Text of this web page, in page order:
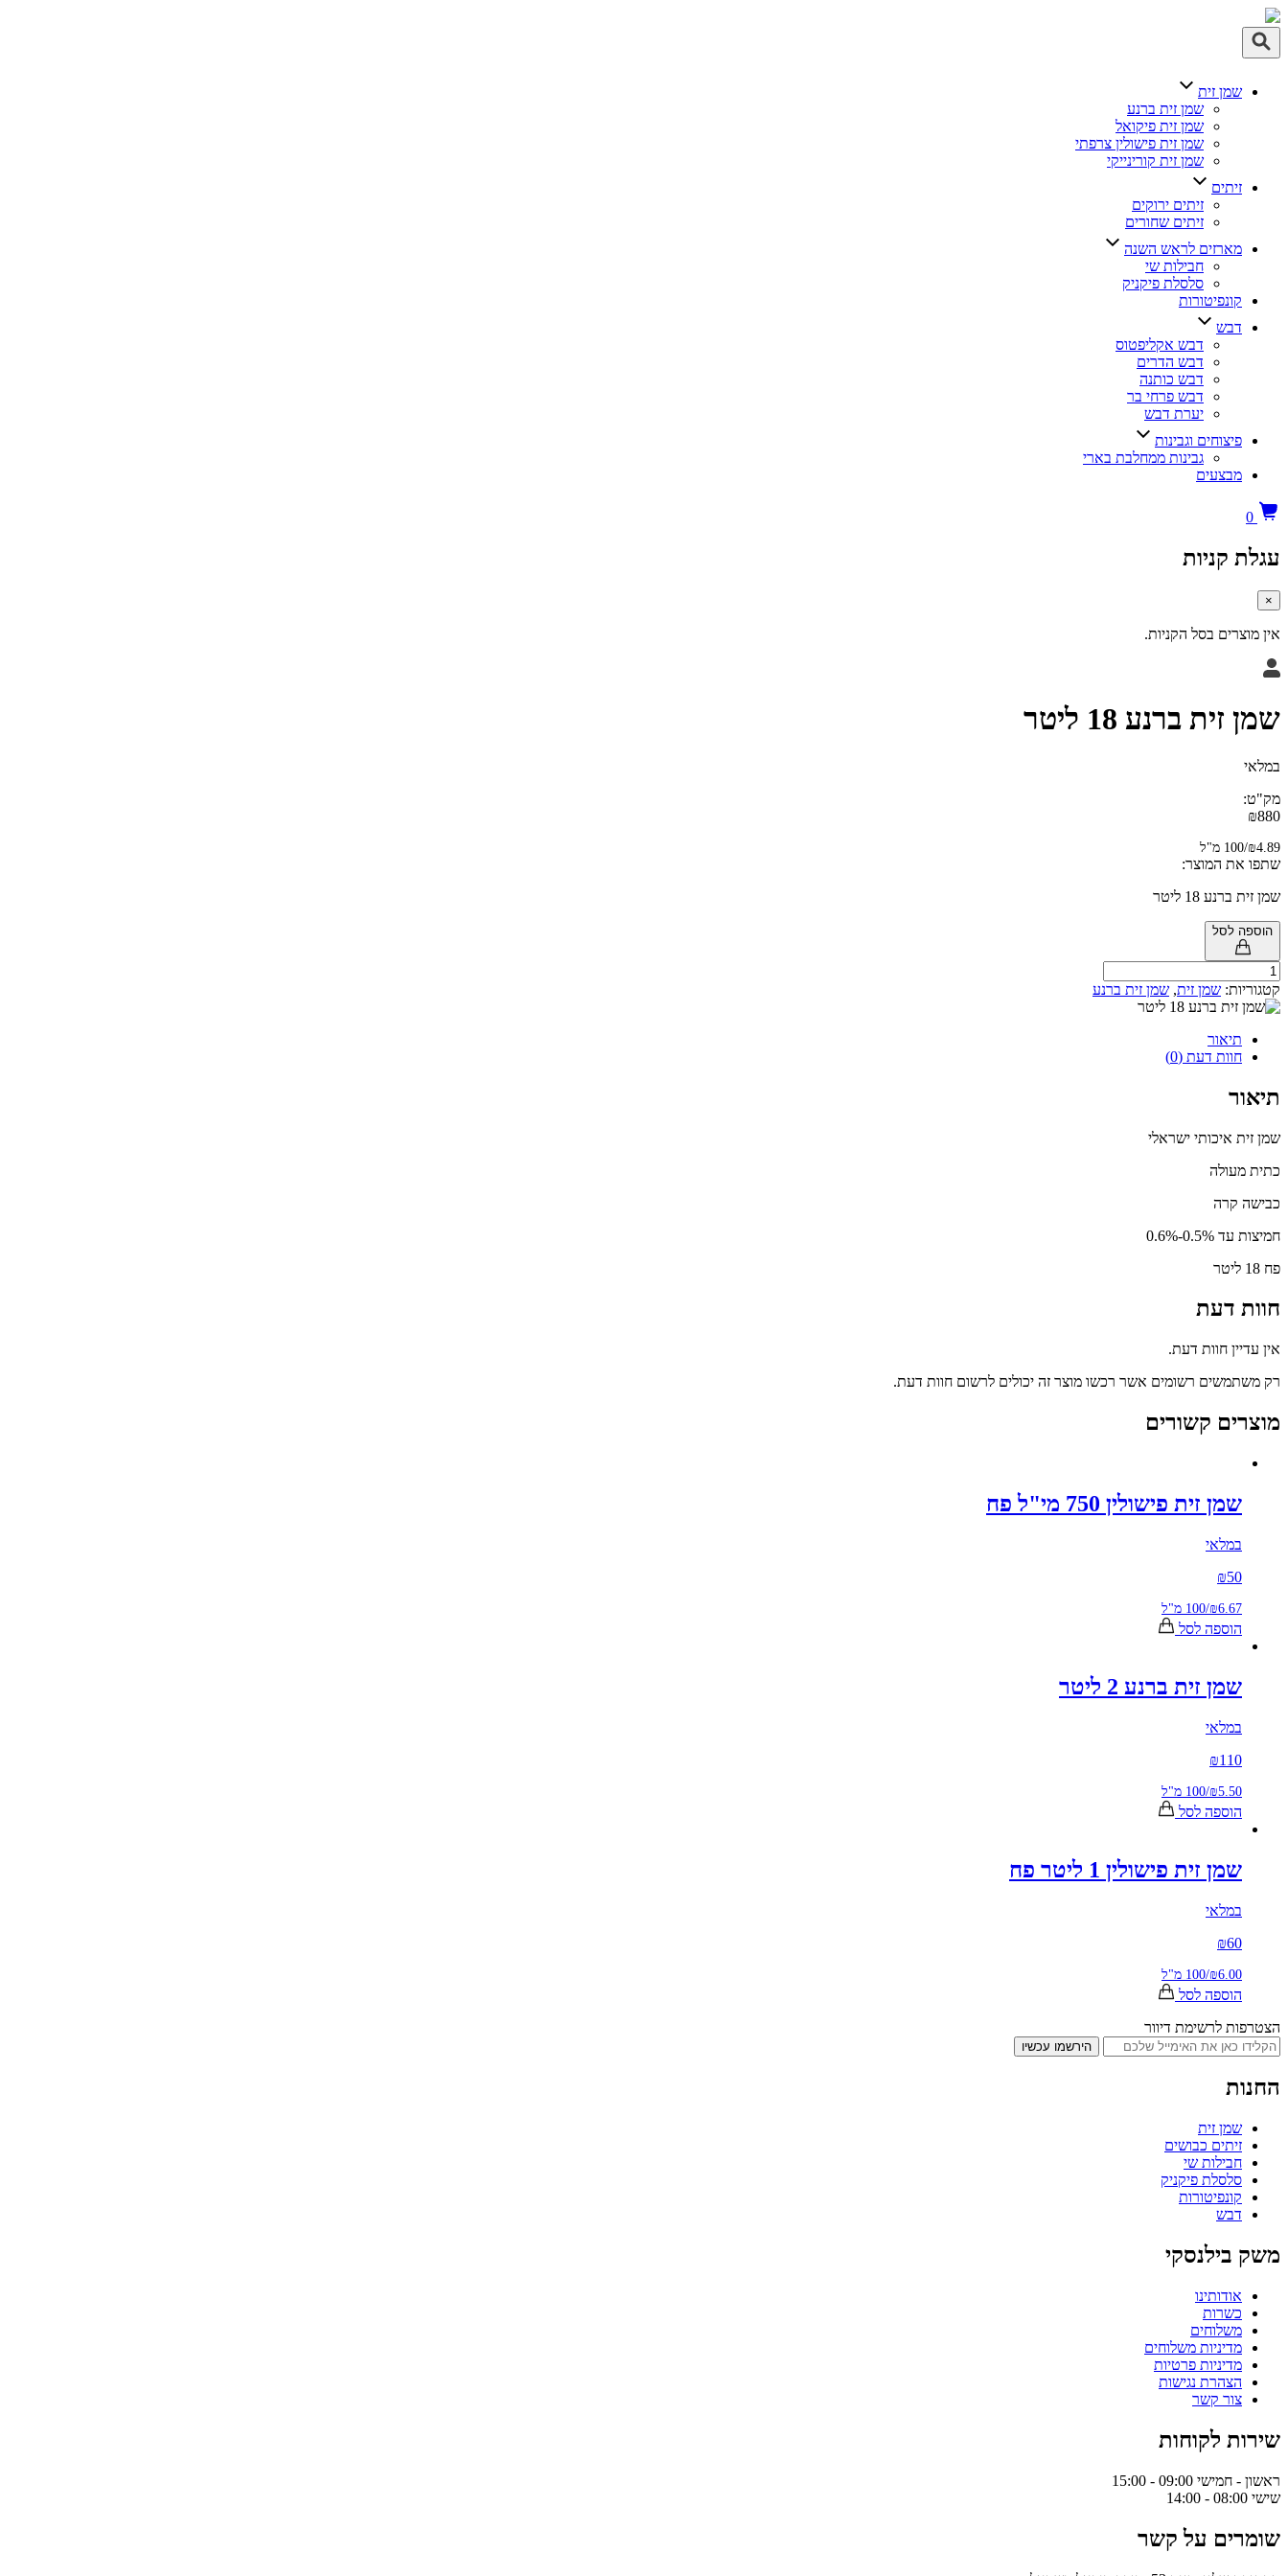
שמן זית
שמן זית ברנע
שמן זית פיקואל
שמן זית פישולין צרפתי
שמן זית קורינייקי
זיתים
זיתים ירוקים
זיתים שחורים
מארזים לראש השנה
חבילות שי
סלסלת פיקניק
קונפיטורות
דבש
דבש אקליפטוס
דבש הדרים
דבש כותנה
דבש פרחי בר
יערת דבש
פיצוחים וגבינות
גבינות ממחלבת בארי
מבצעים
0
עגלת קניות
×
אין מוצרים בסל הקניות.
שמן זית ברנע 18 ליטר
במלאי
מק"ט:
₪880
₪4.89
/100 מ"ל
שתפו את המוצר:
שמן זית ברנע 18 ליטר
הוספה לסל
שמן
זית
ברנע
ליטר
קטגוריות: שמן זית, שמן זית ברנע
תיאור
חוות דעת (0)
תיאור
שמן זית איכותי ישראלי
כתית מעולה
כבישה קרה
חמיצות עד 0.5%-0.6%
פח 18 ליטר
חוות דעת
אין עדיין חוות דעת.
רק משתמשים רשומים אשר רכשו מוצר זה יכולים לרשום חוות דעת.
מוצרים קשורים
שמן זית פישולין 750 מי"ל פח
במלאי
₪50
₪6.67
/100 מ"ל
הוספה לסל
שמן זית ברנע 2 ליטר
במלאי
₪110
₪5.50
/100 מ"ל
הוספה לסל
שמן זית פישולין 1 ליטר פח
במלאי
₪60
₪6.00
/100 מ"ל
הוספה לסל
הצטרפות לרשימת דיוור
הירשמו עכשיו
החנות
שמן זית
זיתים כבושים
חבילות שי
סלסלת פיקניק
קונפיטורות
דבש
משק בילנסקי
אודותינו
כשרות
משלוחים
מדיניות משלוחים
מדיניות פרטיות
הצהרת נגישות
צור קשר
שירות לקוחות
ראשון - חמישי 09:00 - 15:00
שישי 08:00 - 14:00
שומרים על קשר